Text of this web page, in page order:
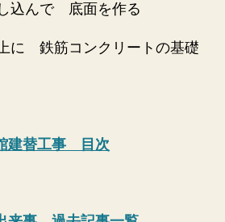
込んで 底面を作る
に 鉄筋コンクリートの基礎
建替工事 目次